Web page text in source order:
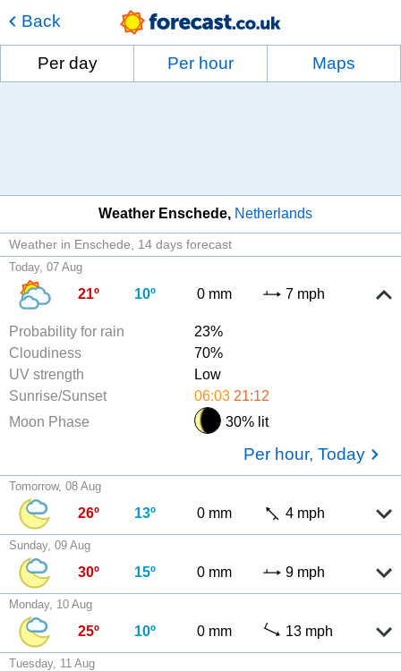
Back
Per day Per hour Maps
Weather Enschede Netherlands
Weather in Enschede 14 days forecast
Today, 07 Aug
21º 10º 0 mm 7 mph
Probability for rain
23%
Cloudiness
70%
UV strength
Low
Sunrise/Sunset
06:03 21:12
Moon Phase
30% lit
Per hour, Today
Tomorrow, 08 Aug
26º 13º 0 mm 4 mph
Sunday, 09 Aug
30º 15º 0 mm 9 mph
Monday, 10 Aug
25º 10º 0 mm 13 mph
Tuesday, 11 Aug